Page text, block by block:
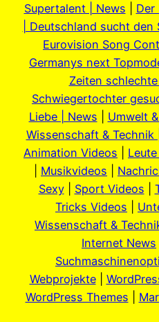
Supertalent | News
Der
| Deutschland sucht
Eurovision Song
Germanys next
Zeiten
Schwiegertochter
Liebe | News
Umwelt
Wissenschaft & Technik
Animation Videos
Musikvideos
Sexy| Sport Videos
Tricks Videos
Wissenschaft &
Internet News
Webprojekte|
WordPress Themes